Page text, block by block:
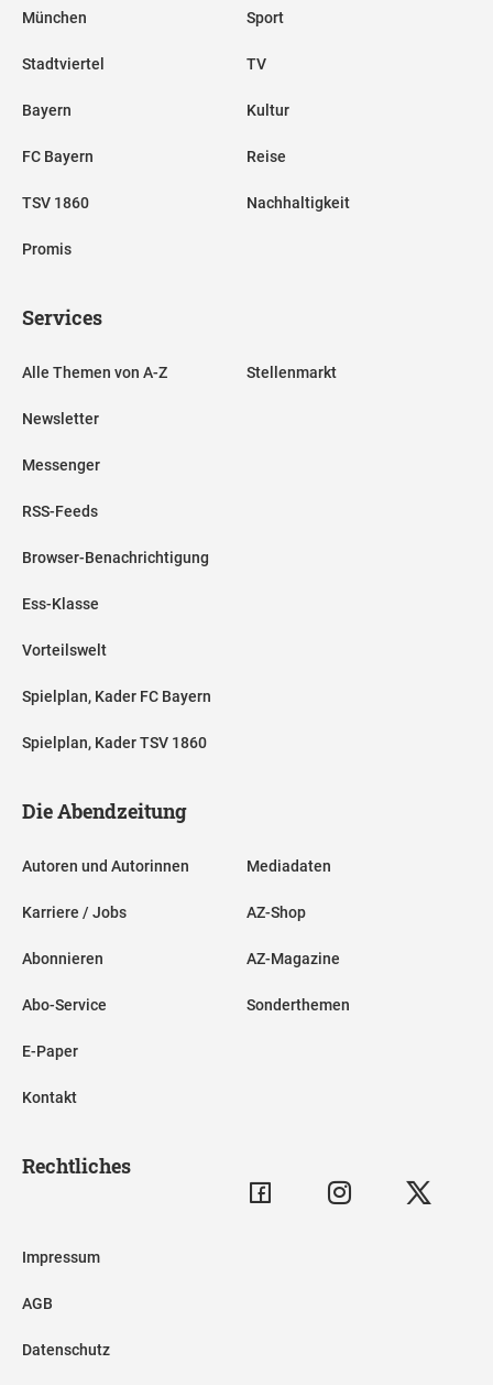
München
Stadtviertel
Bayern
FC Bayern
TSV 1860
Promis
Sport
TV
Kultur
Reise
Nachhaltigkeit
Services
Alle Themen von A-Z
Newsletter
Messenger
RSS-Feeds
Browser-Benachrichtigung
Ess-Klasse
Vorteilswelt
Spielplan, Kader FC Bayern
Spielplan, Kader TSV 1860
Stellenmarkt
Die Abendzeitung
Autoren und Autorinnen
Karriere / Jobs
Abonnieren
Abo-Service
E-Paper
Kontakt
Mediadaten
AZ-Shop
AZ-Magazine
Sonderthemen
Rechtliches
Impressum
AGB
Datenschutz